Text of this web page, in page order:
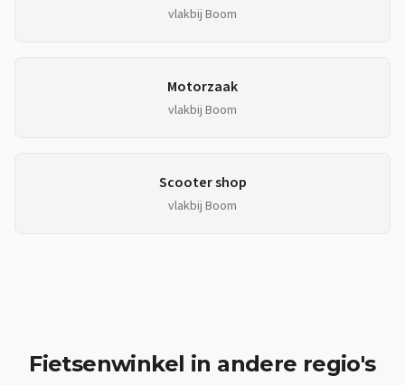
vlakbij Boom
Motorzaak
vlakbij Boom
Scooter shop
vlakbij Boom
Fietsenwinkel in andere regio's